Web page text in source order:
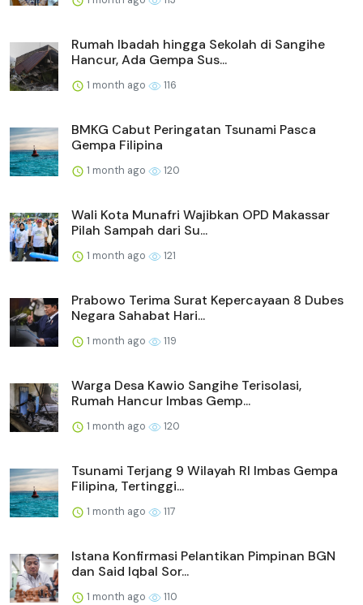
Rumah Ibadah hingga Sekolah di Sangihe
Hancur, Ada Gempa Sus...
1 month ago 116
BMKG Cabut Peringatan Tsunami Pasca
Gempa Filipina
1 month ago 120
Wali Kota Munafri Wajibkan OPD Makassar
Pilah Sampah dari Su...
1 month ago 121
Prabowo Terima Surat Kepercayaan 8 Dubes
Negara Sahabat Hari...
1 month ago 119
Warga Desa Kawio Sangihe Terisolasi,
Rumah Hancur Imbas Gemp...
1 month ago 120
Tsunami Terjang 9 Wilayah RI Imbas Gempa
Filipina, Tertinggi...
1 month ago 117
Istana Konfirmasi Pelantikan Pimpinan BGN
dan Said Iqbal Sor...
1 month ago 110